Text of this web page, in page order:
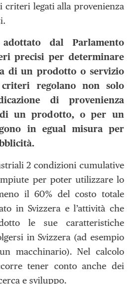
criteri legati alla provenienza
dal Parlamento
precisi per determinare
di un prodotto o servizio
criteri regolano non solo
di provenienza
di un prodotto, o per un
in egual misura per
2 condizioni cumulative
per poter utilizzare lo
il 60% del costo totale
in Svizzera e l’attività che
le sue caratteristiche
in Svizzera (ad esempio
macchinario). Nel calcolo
tener conto anche dei
e sviluppo.